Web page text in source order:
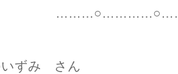
いずみ さん